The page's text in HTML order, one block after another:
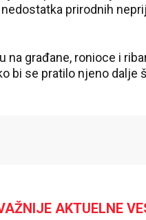
prirodnih
na građane, ronioce i
bi se pratilo njeno dalje
AKTUELNE